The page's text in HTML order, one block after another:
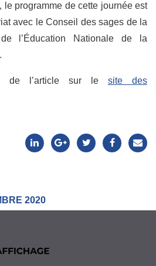
le programme de cette journée est
avec le Conseil des sages de la
l’Éducation Nationale de la
de l’article sur le site des
2020